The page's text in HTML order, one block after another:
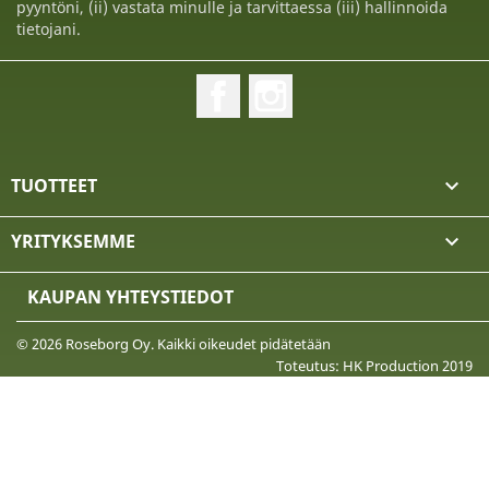
pyyntöni, (ii) vastata minulle ja tarvittaessa (iii) hallinnoida
tietojani.
TUOTTEET 
YRITYKSEMME 
KAUPAN YHTEYSTIEDOT
© 2026 Roseborg Oy. Kaikki oikeudet pidätetään
Toteutus: HK Production 2019